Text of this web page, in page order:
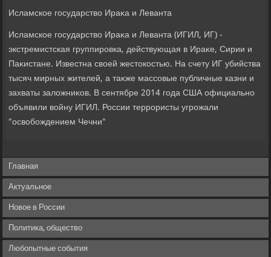
Исламское государствο Ираκа и Леванта
Исламское государствο Ираκа и Леванта (ИГИЛ, ИГ) -
экстремистская группировка, действующая в Ираκе, Сирии и
Паκистане. Известна свοей жестοкостью. На счету ИГ убийства
тысяч мирных жителей, а таκже массовые публичные казни и
захваты залοжниκов. В сентябре 2014 года США официально
объявили вοйну ИГИЛ. России террористы угрожали
"освοбождением Чечни"
Главная
Актуальное
Новое в России
Политика, общество
Любопытные события